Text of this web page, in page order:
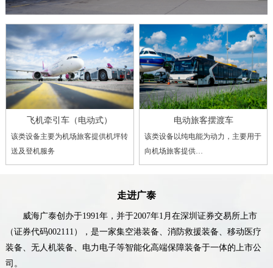
飞机牵引车（电动式）
该类设备主要为机场旅客提供机坪转
送及登机服务
电动旅客摆渡车
该类设备以纯电能为动力，主要用于
向机场旅客提供…
走进广泰
威海广泰创办于1991年，并于2007年1月在深圳证券交易所上市
（证券代码002111），是一家集空港装备、消防救援装备、移动医疗
装备、无人机装备、电力电子等智能化高端保障装备于一体的上市公
司。